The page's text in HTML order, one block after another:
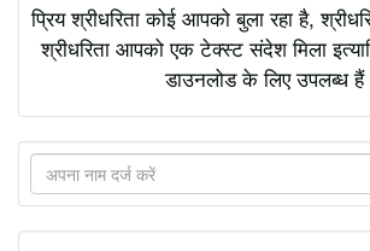
प्रिय श्रीधरिता कोई आपको बुला रहा है,
श्रीधरिता आपको एक टेक्स्ट संदेश मिला
डाउनलोड के लिए उपलब्ध हैं